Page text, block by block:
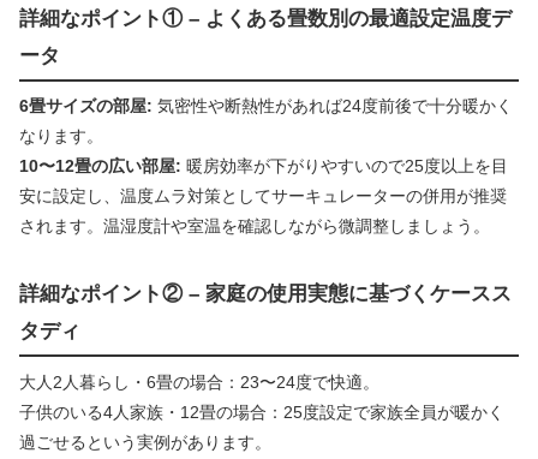
詳細なポイント① – よくある畳数別の最適設定温度デ
ータ
6畳サイズの部屋: 気密性や断熱性があれば24度前後で十分暖かく
なります。
10〜12畳の広い部屋: 暖房効率が下がりやすいので25度以上を目
安に設定し、温度ムラ対策としてサーキュレーターの併用が推奨
されます。温湿度計や室温を確認しながら微調整しましょう。
詳細なポイント② – 家庭の使用実態に基づくケースス
タディ
大人2人暮らし・6畳の場合：23〜24度で快適。
子供のいる4人家族・12畳の場合：25度設定で家族全員が暖かく
過ごせるという実例があります。